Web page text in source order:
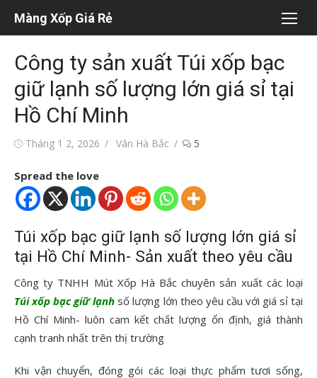
dung
Màng Xốp Giá Rẻ
Công ty sản xuất Túi xốp bạc
giữ lạnh số lượng lớn giá sỉ tại
Hồ Chí Minh
ĐăngTháng 1 2, 2026
Tác
Vân Hà Bắc 5
Spread the love
Túi xốp bạc giữ lạnh số lượng lớn giá sỉ
tại Hồ Chí Minh- Sản xuất theo yêu cầu
Công ty TNHH Mút Xốp Hà Bắc chuyên sản xuất các loại
Túi xốp bạc giữ lạnh số lượng lớn theo yêu cầu với giá sỉ tại
Hồ Chí Minh- luôn cam kết chất lượng ổn định, giá thành
cạnh tranh nhất trên thị trường
Khi vận chuyển, đóng gói các loại thực phẩm tươi sống,